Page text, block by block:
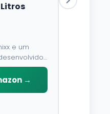
e um
e
do veiculo.
pode
→